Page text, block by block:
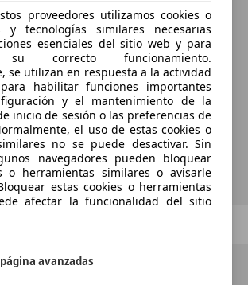
ser informado
sobre vehículos
para su búsqueda?
Guardar búsqueda
proveedores utilizamos cookies o
y tecnologías similares necesarias
esenciales del sitio web y para
su correcto funcionamiento.
se utilizan en respuesta a la actividad
habilitar funciones importantes
y el mantenimiento de la
inicio de sesión o las preferencias de
el uso de estas cookies o
no se puede desactivar. Sin
navegadores pueden bloquear
o herramientas similares o avisarle
estas cookies o herramientas
afectar la funcionalidad del sitio
avanzadas